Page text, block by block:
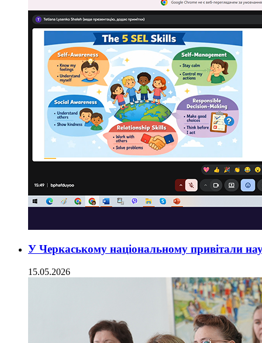
У Черкаському національному привітали
15.05.2026